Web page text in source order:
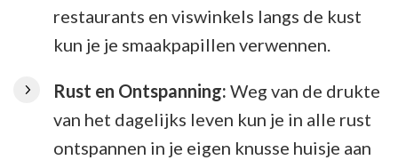
restaurants en viswinkels langs de kust
kun je je smaakpapillen verwennen.
Rust en Ontspanning: Weg van de drukte
van het dagelijks leven kun je in alle rust
ontspannen in je eigen knusse huisje aan